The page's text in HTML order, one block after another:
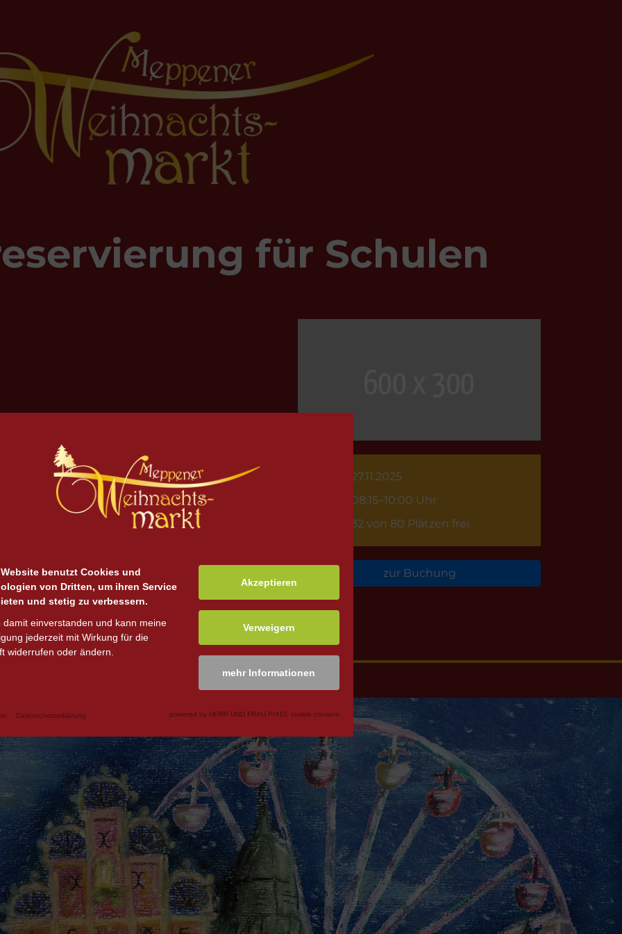
für Schulen
27.11.2025
08:15–10:00 Uhr
32 von 80 Plätzen frei
zur Buchung
Website benutzt Cookies und
von Dritten, um ihren Service
und stetig zu verbessern.
damit einverstanden und kann meine
jederzeit mit Wirkung für die
widerrufen oder ändern.
Akzeptieren
Verweigern
mehr Informationen
Datenschutzerklärung powered by HERR UND FRAU PIXEL cookie consent